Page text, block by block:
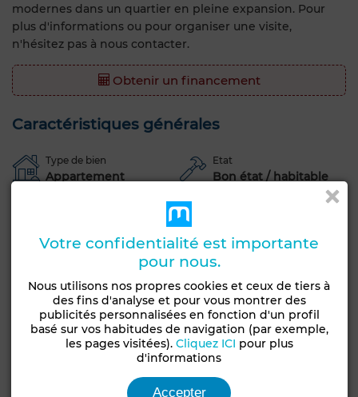
modernes dans un quartier en pleine expansion. Pour
plus d'informations ou pour organiser une visite,
n'hésitez pas à nous contacter.
Obtenir un financement
Caractéristiques générales
Type de bien
Appartement
Etat
Bon état / habitable
Orientation Type du sol
Marbre
Terrasse Chauffage central
Voir plus de photos
Votre confidentialité est importante
pour nous.
Nous utilisons nos propres cookies et ceux de tiers à
des fins d'analyse et pour vous montrer des
publicités personnalisées en fonction d'un profil
basé sur vos habitudes de navigation (par exemple,
les pages visitées). Cliquez ICI pour plus
d'informations
Accepter